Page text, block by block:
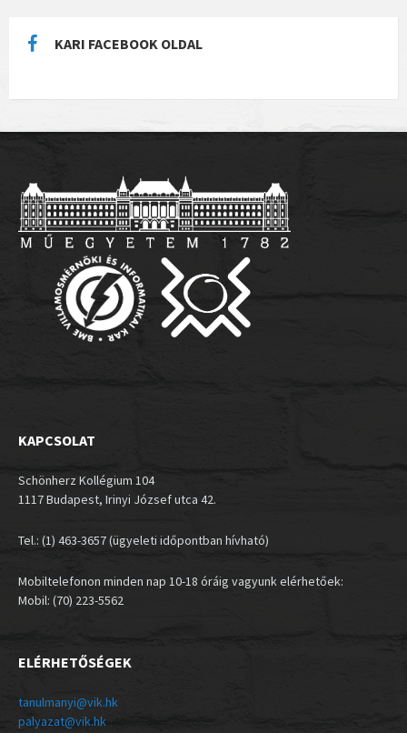
KARI FACEBOOK OLDAL
KAPCSOLAT
Schönherz Kollégium 104
1117 Budapest, Irinyi József utca 42.
Tel.: (1) 463-3657 (ügyeleti időpontban hívható)
Mobiltelefonon minden nap 10-18 óráig vagyunk elérhetőek:
Mobil: (70) 223-5562
ELÉRHETŐSÉGEK
tanulmanyi@vik.hk
palyazat@vik.hk